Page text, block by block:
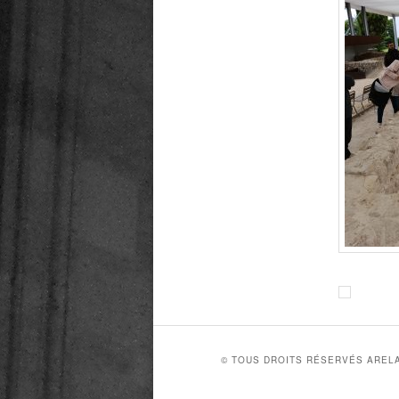
© TOUS DROITS RÉSERVÉS